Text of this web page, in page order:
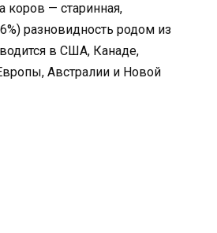
коров — старинная,
разновидность родом из
в США, Канаде,
Австралии и Новой